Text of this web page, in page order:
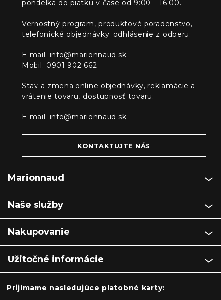
pondelka do piatku v čase od 9:00 – 16:00.
Vernostný program, produktové poradenstvo,
telefonické objednávky, odhlásenie z odberu:
E-mail: info@marionnaud.sk
Mobil: 0901 902 662
Stav a zmena online objednávky, reklamácie a
vrátenie tovaru, dostupnosť tovaru:
E-mail: info@marionnaud.sk
KONTAKTUJTE NÁS
Marionnaud
Naše služby
Nakupovanie
Užitočné informácie
Prijímame nasledujúce platobné karty: